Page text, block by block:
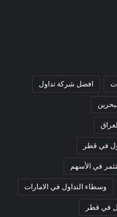
افضل شركة تداول
في قطر
في الأسهم
وسطاء التداول في الامارات
في قطر